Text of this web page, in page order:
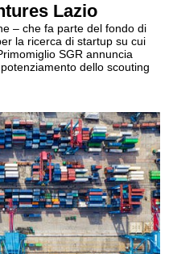
Lazio
– che fa parte del fondo di
la ricerca di startup su cui
SGR annuncia
dello scouting